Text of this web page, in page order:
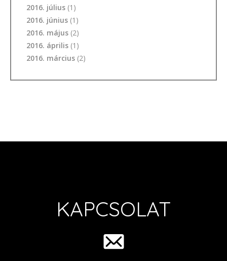
2016. július (1)
2016. június (1)
2016. május (2)
2016. április (1)
2016. március (2)
KAPCSOLAT